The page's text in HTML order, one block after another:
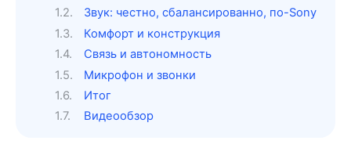
Звук: честно, сбалансированно, по-Sony
Комфорт и конструкция
Связь и автономность
Микрофон и звонки
Итог
Видеообзор